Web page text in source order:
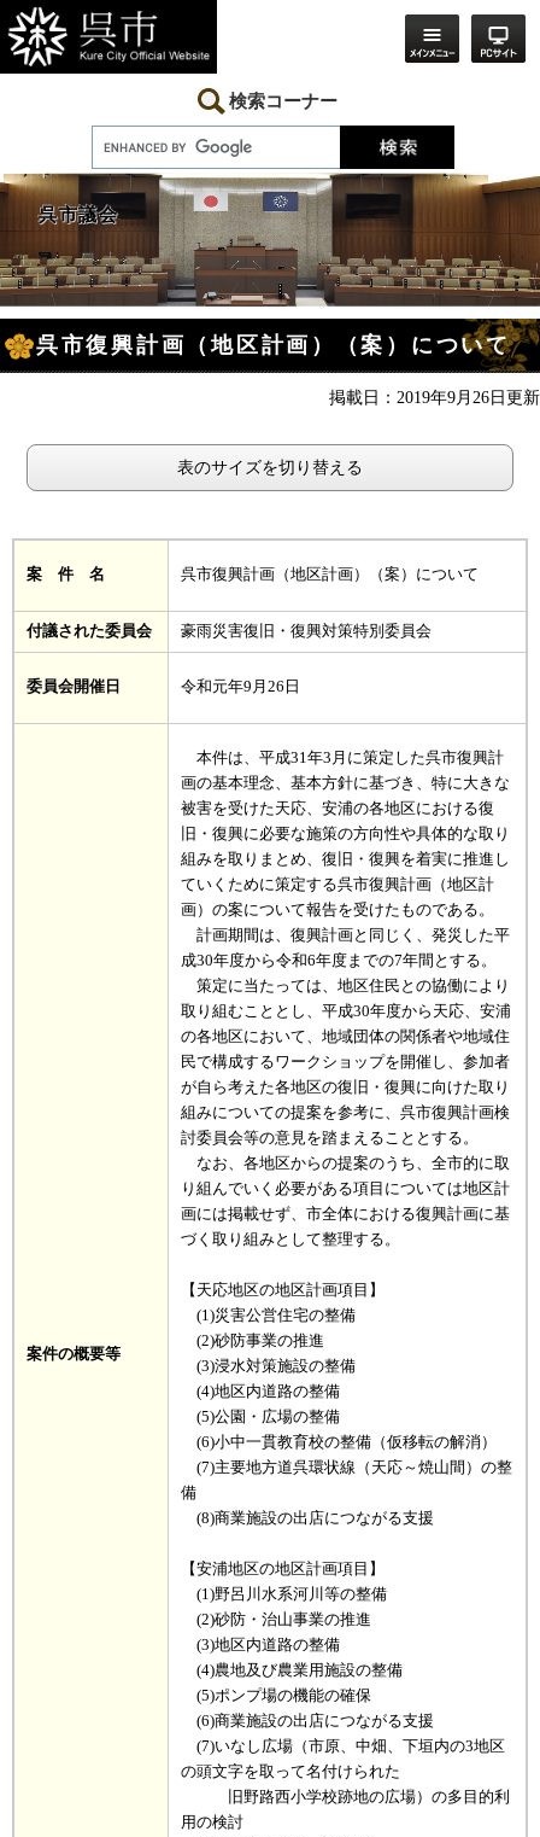
ー
ジ
の
ニ
ュ
ー
て
検索コーナー
呉市議会
文
呉市復興計画（地区計画）（案）について
掲載日：2019年9月26日更新
表のサイズを切り替える
案 件 名 呉市復興計画（地区計画）（案）について
付議された委員会 豪雨災害復旧・復興対策特別委員会
委員会開催日 令和元年9月26日
案件の概要等
本件は、平成31年3月に策定した呉市復興計
画の基本理念、基本方針に基づき、特に大きな
被害を受けた天応、安浦の各地区における復
旧・復興に必要な施策の方向性や具体的な取り
組みを取りまとめ、復旧・復興を着実に推進し
ていくために策定する呉市復興計画（地区計
画）の案について報告を受けたものである。
計画期間は、復興計画と同じく、発災した平
成30年度から令和6年度までの7年間とする。
策定に当たっては、地区住民との協働により
取り組むこととし、平成30年度から天応、安浦
の各地区において、地域団体の関係者や地域住
民で構成するワークショップを開催し、参加者
が自ら考えた各地区の復旧・復興に向けた取り
組みについての提案を参考に、呉市復興計画検
討委員会等の意見を踏まえることとする。
なお、各地区からの提案のうち、全市的に取
り組んでいく必要がある項目については地区計
画には掲載せず、市全体における復興計画に基
づく取り組みとして整理する。
【天応地区の地区計画項目】
(1)災害公営住宅の整備
(2)砂防事業の推進
(3)浸水対策施設の整備
(4)地区内道路の整備
(5)公園・広場の整備
(6)小中一貫教育校の整備（仮移転の解消）
(7)主要地方道呉環状線（天応～焼山間）の整
備
(8)商業施設の出店につながる支援
【安浦地区の地区計画項目】
(1)野呂川水系河川等の整備
(2)砂防・治山事業の推進
(3)地区内道路の整備
(4)農地及び農業用施設の整備
(5)ポンプ場の機能の確保
(6)商業施設の出店につながる支援
(7)いなし広場（市原、中畑、下垣内の3地区
の頭文字を取って名付けられた
旧野路西小学校跡地の広場）の多目的利
用の検討